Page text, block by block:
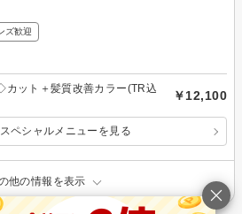
ズ歓迎
ット＋髪質改善カラー(TR込
￥12,100
ペシャルメニューを見る
他の情報を表示